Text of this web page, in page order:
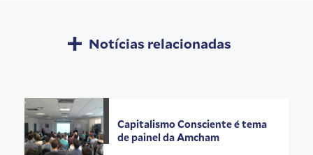
Notícias relacionadas
Capitalismo Consciente é tema
de painel da Amcham